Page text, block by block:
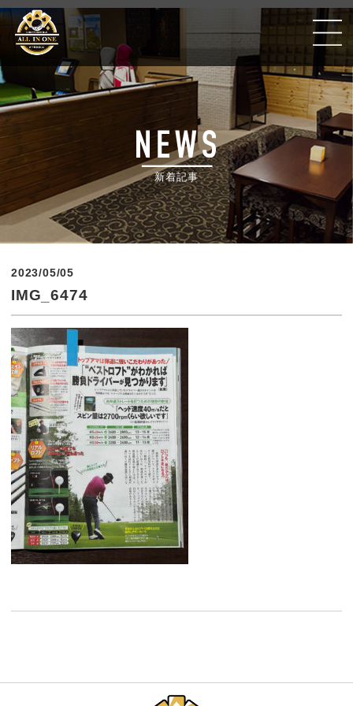
Golf Poker Bar ALLIN ONE #千葉銀座CC
新着記事
2023/05/05
IMG_6474